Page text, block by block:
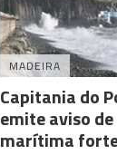
MADEIRA
Capitania do
emite aviso
marítima